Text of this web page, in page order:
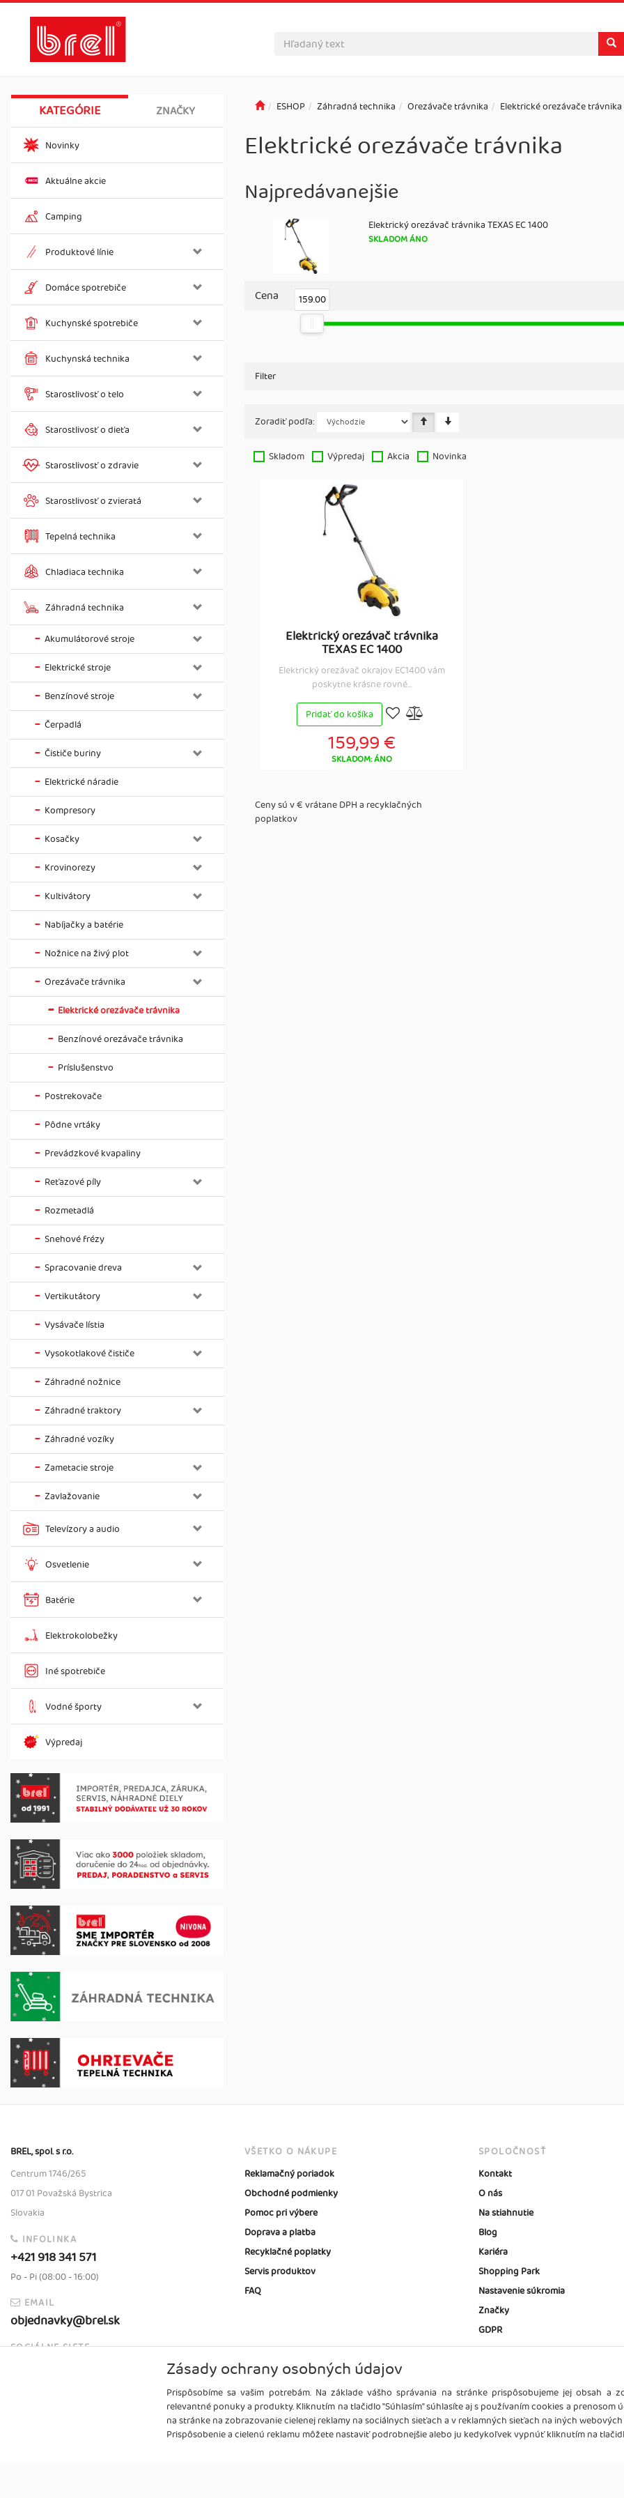
KATEGÓRIE ZNAČKY
Novinky
Aktuálne akcie
Camping
Produktové línie
Domáce spotrebiče
Kuchynské spotrebiče
Kuchynská technika
Starostlivosť o telo
Starostlivosť o dieťa
Starostlivosť o zdravie
Starostlivosť o zvieratá
Tepelná technika
Chladiaca technika
Záhradná technika
Akumulátorové stroje
Elektrické stroje
Benzínové stroje
Čerpadlá
Čističe buriny
Elektrické náradie
Kompresory
Kosačky
Krovinorezy
Kultivátory
Nabíjačky a batérie
Nožnice na živý plot
Orezávače trávnika
Elektrické orezávače trávnika
Benzínové orezávače trávnika
Príslušenstvo
Postrekovače
Pôdne vrtáky
Prevádzkové kvapaliny
Reťazové píly
Rozmetadlá
Snehové frézy
Spracovanie dreva
Vertikutátory
Vysávače lístia
Vysokotlakové čističe
Záhradné nožnice
Záhradné traktory
Záhradné vozíky
Zametacie stroje
Zavlažovanie
Televízory a audio
Osvetlenie
Batérie
Elektrokolobežky
Iné spotrebiče
Vodné športy
Výpredaj
ESHOP Záhradná technika Orezávače trávnika Elektrické orezávače trávnika
Elektrické orezávače trávnika
Najpredávanejšie
Elektrický orezávač trávnika TEXAS EC 1400
SKLADOM ÁNO
Cena 159.00
Filter
Zoradiť podľa:
Skladom Výpredaj Akcia Novinka
Elektrický orezávač trávnika
TEXAS EC 1400
Elektrický orezávač okrajov EC1400 vám
poskytne krásne rovné...
Pridať do košíka
159,99 €
SKLADOM: ÁNO
Ceny sú v € vrátane DPH a recyklačných
poplatkov
BREL, spol. s r.o.
Centrum 1746/265
017 01 Považská Bystrica
Slovakia
INFOLINKA
+421 918 341 571
Po - Pi (08:00 - 16:00)
EMAIL
objednavky@brel.sk
SOCIÁLNE SIETE
VŠETKO O NÁKUPE
Reklamačný poriadok
Obchodné podmienky
Pomoc pri výbere
Doprava a platba
Recyklačné poplatky
Servis produktov
FAQ
SPOLOČNOSŤ
Kontakt
O nás
Na stiahnutie
Blog
Kariéra
Shopping Park
Nastavenie súkromia
Značky
GDPR
Zásady ochrany osobných údajov
Prispôsobíme sa vašim potrebám. Na základe vášho správania na stránke prispôsobujeme jej obsah a
relevantné ponuky a produkty. Kliknutím na tlačidlo "Súhlasím" súhlasíte aj s používaním cookies a prenosom
na stránke na zobrazovanie cielenej reklamy na sociálnych sieťach a v reklamných sieťach na iných
Prispôsobenie a cielenú reklamu môžete nastaviť podrobnejšie alebo ju kedykoľvek vypnúť kliknutím na